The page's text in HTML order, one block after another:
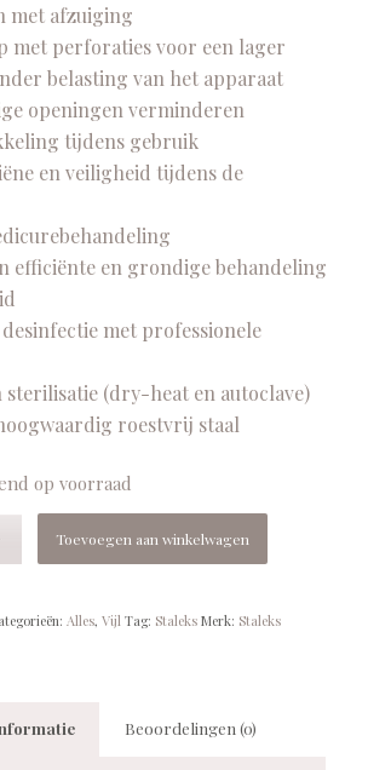
met afzuiging
met perforaties voor een lager
belasting van het apparaat
openingen verminderen
tijdens gebruik
en veiligheid tijdens de
efficiënte en grondige behandeling
met professionele
sterilisatie (dry-heat en autoclave)
roestvrij staal
op voorraad
Toevoegen aan winkelwagen
Alles, Vijl Tag: Staleks Merk: Staleks
Beoordelingen (0)